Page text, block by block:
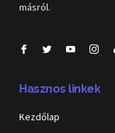
másról.
Hasznos linkek
Kezdőlap